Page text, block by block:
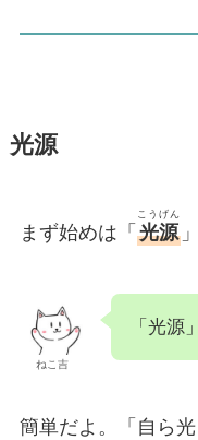
光源
まず始めは「 光源
こうげん
ねこ吉
「光源
簡単だよ。「自ら